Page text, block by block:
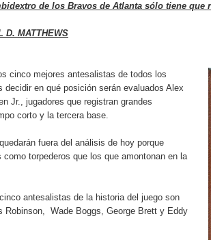
“Los Rechazados 2” llega a los cines
Humano Seguros inaugura nueva
Banreservas destina RD$5,000 millones
Sexappeal celebra 25 años de trayectoria
Maridalia Hernández y El Canario se unen
de los Bravos de Atlanta sólo tiene que
D. MATTHEWS
cinco mejores antesalistas de todos los
decidir en qué posición serán evaluados Alex
Jr., jugadores que registran grandes
corto y la tercera base.
fuera del análisis de hoy porque
torpederos que los que amontonan en la
antesalistas de la historia del juego son
Robinson, Wade Boggs, George Brett y Eddy